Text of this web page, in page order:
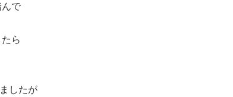
で
ら
したが